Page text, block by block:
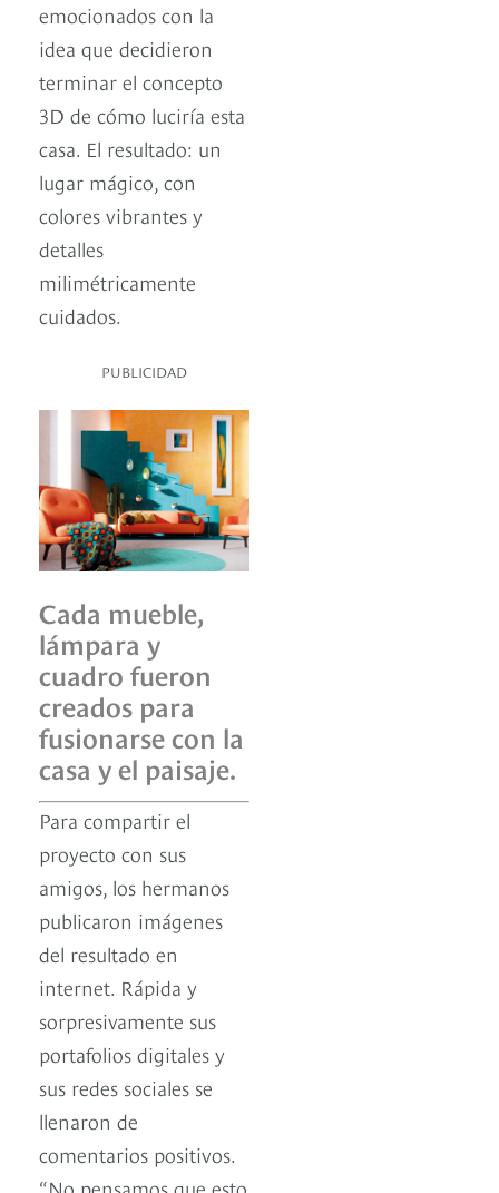
emocionados con la
idea que decidieron
terminar el concepto
3D de cómo luciría esta
casa. El resultado: un
lugar mágico, con
colores vibrantes y
detalles
milimétricamente
cuidados.
PUBLICIDAD
Cada mueble,
lámpara y
cuadro fueron
creados para
fusionarse con la
casa y el paisaje.
Para compartir el
proyecto con sus
amigos, los hermanos
publicaron imágenes
del resultado en
internet. Rápida y
sorpresivamente sus
portafolios digitales y
sus redes sociales se
llenaron de
comentarios positivos.
“No pensamos que esto